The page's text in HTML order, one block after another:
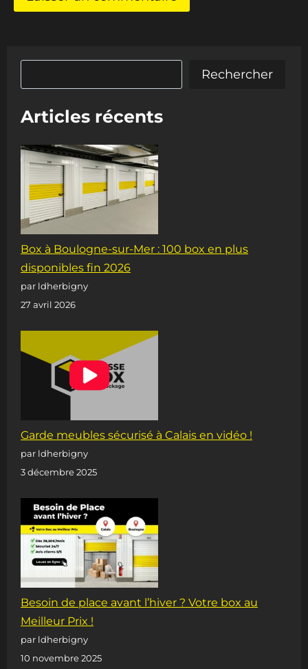
Rechercher
Articles récents
Box à Boulogne-sur-Mer : 100 box en plus
disponibles fin 2026
par ldherbigny
27 avril 2026
Garde meubles sécurisé à Calais en vidéo !
par ldherbigny
3 décembre 2025
Besoin de place avant l’hiver ? Votre box au
Meilleur Prix !
par ldherbigny
10 novembre 2025